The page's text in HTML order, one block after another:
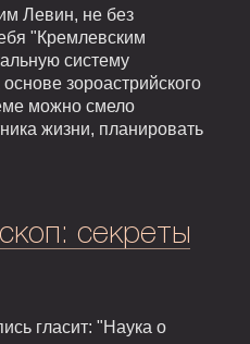
Левин, не без
"Кремлевским
систему
зороастрийского
можно смело
жизни, планировать
секреты
гласит: "Наука о